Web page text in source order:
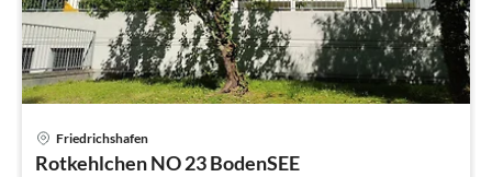
Friedrichshafen
Rotkehlchen NO 23 BodenSEE